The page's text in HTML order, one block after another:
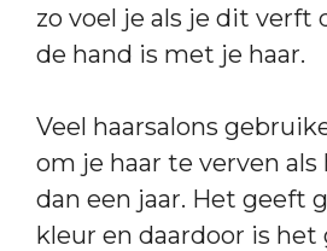
zo voel je als je dit verft
de hand is met je haar.
Veel haarsalons
om je haar te verven
dan een jaar. Het geeft
kleur en daardoor is